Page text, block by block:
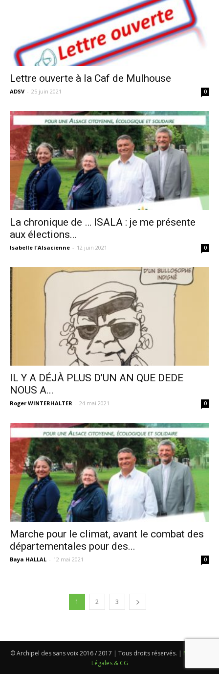
Lettre ouverte à la Caf de Mulhouse
ADSV - 25 juin 2021 0
La chronique de … ISALA : je me présente
aux élections...
Isabelle l'Alsacienne - 12 juin 2021 0
IL Y A DÉJÀ PLUS D’UN AN QUE DEDE
NOUS A...
Roger WINTERHALTER - 24 mai 2021 0
Marche pour le climat, avant le combat des
départementales pour des...
Baya HALLAL - 12 mai 2021 0
1 2 3
© Archipel des sans voix 2016 / 2017 | Tous droits réservés. | Mentions
Légales & CG